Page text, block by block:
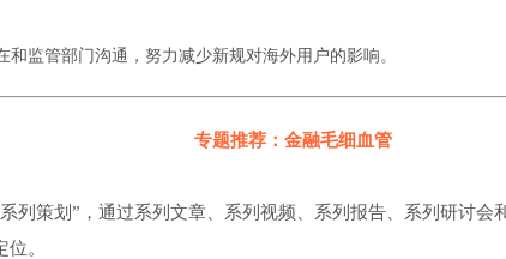
监管部门沟通，努力减少新规对海外用户的影响。
专题推荐：金融毛细血管
列策划”，通过系列文章、系列视频、系列报告、系列研讨会
。